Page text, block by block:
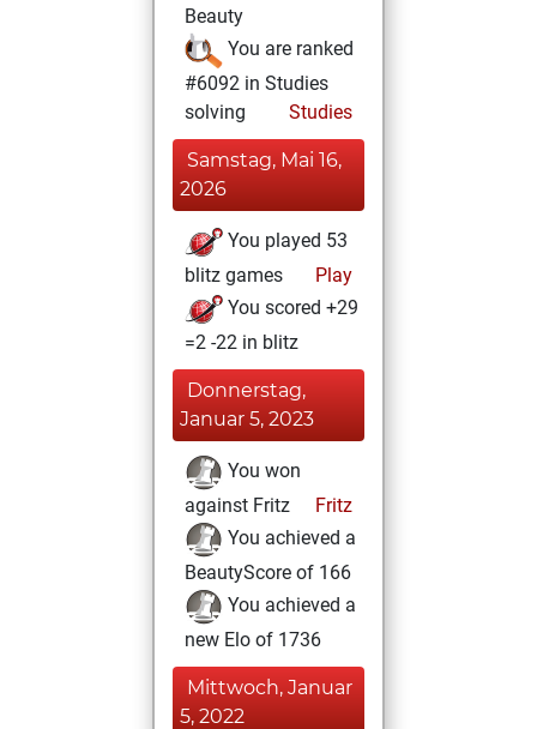
Beauty
You are ranked
#6092 in Studies
solving
Studies
Samstag, Mai 16,
2026
You played 53
blitz games
Play
You scored +29
=2 -22 in blitz
Donnerstag,
Januar 5, 2023
You won
against Fritz
Fritz
You achieved a
BeautyScore of 166
You achieved a
new Elo of 1736
Mittwoch, Januar
5, 2022